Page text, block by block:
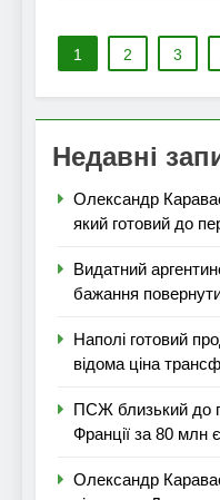
1 2 3
Недавні
Олександр
який готовий до
Видатний
бажання
Наполі готовий
відома ціна
ПСЖ близький до
Франції за 80 млн
Олександр